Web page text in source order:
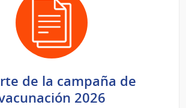
de la campaña de
2026